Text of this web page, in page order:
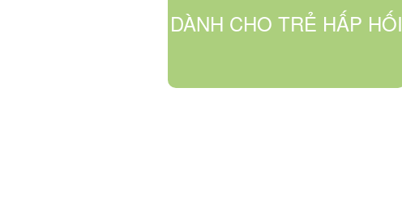
DÀNH CHO TRẺ HẤP HỐI